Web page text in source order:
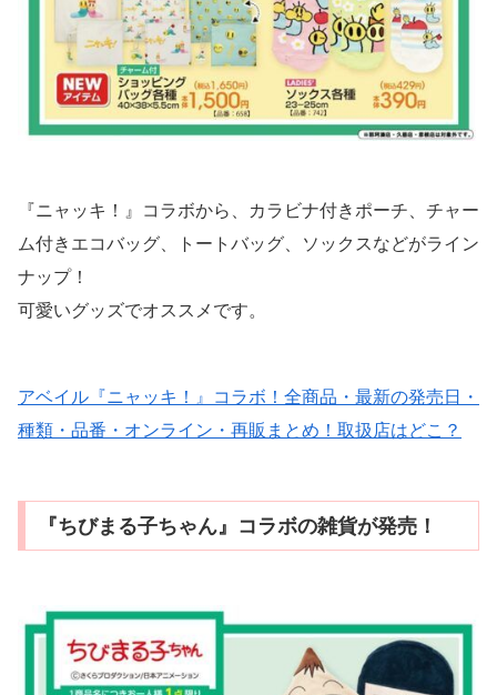
『ニャッキ！』コラボから、カラビナ付きポーチ、チャー
ム付きエコバッグ、トートバッグ、ソックスなどがライン
ナップ！
可愛いグッズでオススメです。
アベイル『ニャッキ！』コラボ！全商品・最新の発売日・
種類・品番・オンライン・再販まとめ！取扱店はどこ？
『ちびまる子ちゃん』コラボの雑貨が発売！